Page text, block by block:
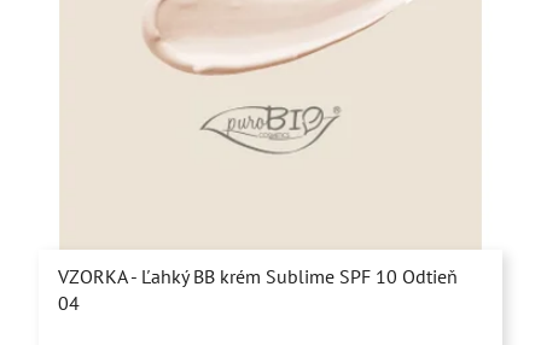
VZORKA - Ľahký BB krém Sublime SPF 10 Odtieň
04